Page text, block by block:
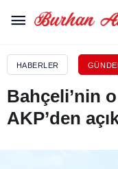
HABERLER
Bahçeli’nin
AKP’den